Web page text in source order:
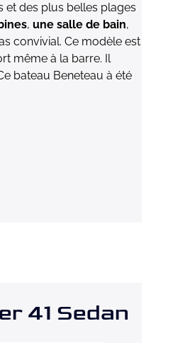
et des plus belles plages
, une salle de bain,
convivial. Ce modèle est
même à la barre. Il
bateau Beneteau à été
41 Sedan